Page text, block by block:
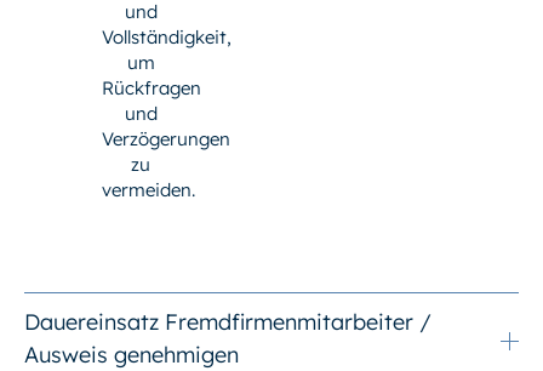
und
Vollständigkeit,
um
Rückfragen
und
Verzögerungen
zu
vermeiden.
Dauereinsatz Fremdfirmenmitarbeiter /
Ausweis genehmigen